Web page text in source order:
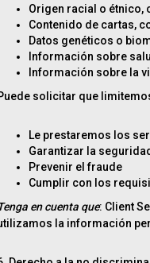
Origen racial o étnico,
Contenido de cartas,
Datos genéticos o
Información sobre
Información sobre la
solicitar que
Le prestaremos los
Garantizar la
Prevenir el fraude
Cumplir con los
en cuenta que: Client
la información